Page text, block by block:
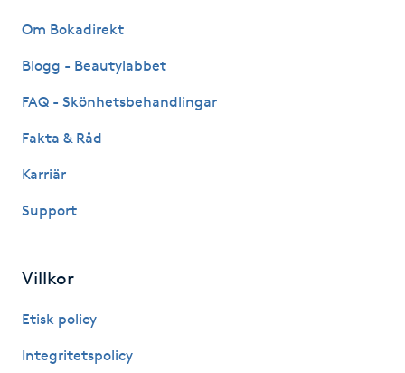
Liktornar
LPG-behandling
LPG-massage
Luggklippning
Lymfmassage
Läpptatuering
Om Bokadirekt
Blogg - Beautylabbet
FAQ - Skönhetsbehandlingar
Fakta & Råd
Karriär
Support
Villkor
Etisk policy
Integritetspolicy